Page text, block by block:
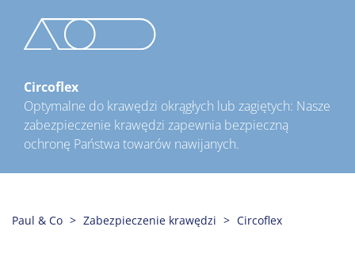
Circoflex
Optymalne do krawędzi okrągłych lub zagiętych: Nasze
zabezpieczenie krawędzi zapewnia bezpieczną
ochronę Państwa towarów nawijanych.
Paul & Co Zabezpieczenie krawędzi Circoflex